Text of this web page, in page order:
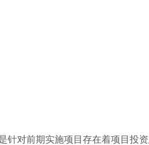
针对前期实施项目存在着项目投